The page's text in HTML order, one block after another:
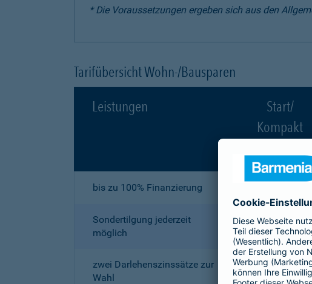
* Die Voraussetzungen ergeben sich aus den
Tarifübersicht Wohn-/Bausparen
Leistungen
Start/
Kompakt
EUR
bis zu 100% Finanzierung
Sondertilgung jederzeit
möglich
zwei Darlehenszinssätze zur
Wahl
nicht